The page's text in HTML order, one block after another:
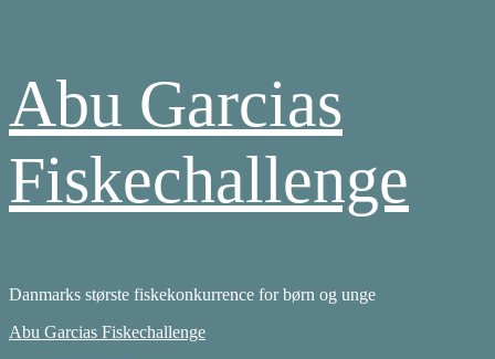
content
Abu Garcias
Fiskechallenge
Danmarks største fiskekonkurrence for børn og unge
Primary
Abu Garcias Fiskechallenge